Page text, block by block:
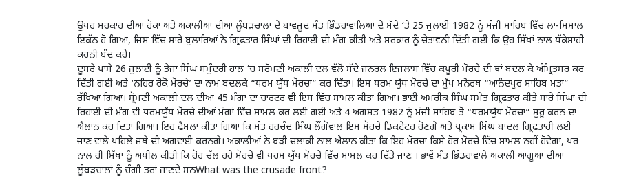
ਉਧਰ ਸਰਕਾਰ ਦੀਆਂ ਰੋਕਾਂ ਅਤੇ ਅਕਾਲੀਆਂ ਦੀਆਂ ਲੂੰਬੜਚਾਲਾਂ ਦੇ ਬਾਵਜੂਦ ਸੰਤ ਭਿੰਡਰਾਂਵਾਲਿਆਂ ਦੇ ਸੱਦੇ ‘ਤੇ 25 ਜੁਲਾਈ 1982 ਨੂੰ ਮੰਜੀ ਸਾਹਿਬ ਵਿੱਚ ਲਾ-ਮਿਸਾਲ
ਇਕੱਠ ਹੋ ਗਿਆ, ਜਿਸ ਵਿੱਚ ਸਾਰੇ ਬੁਲਾਰਿਆਂ ਨੇ ਗ੍ਰਿਫਤਾਰ ਸਿੰਘਾਂ ਦੀ ਰਿਹਾਈ ਦੀ ਮੰਗ ਕੀਤੀ ਅਤੇ ਸਰਕਾਰ ਨੂੰ ਚੇਤਾਵਨੀ ਦਿੱਤੀ ਗਈ ਕਿ ਉਹ ਸਿੱਖਾਂ ਨਾਲ ਧੱਕੇਸਾਹੀ
ਕਰਨੀ ਬੰਦ ਕਰੇ।
ਦੂਸਰੇ ਪਾਸੇ 26 ਜੁਲਾਈ ਨੂੰ ਤੇਜਾ ਸਿੰਘ ਸਮੁੰਦਰੀ ਹਾਲ ‘ਚ ਸਰੋਮਣੀ ਅਕਾਲੀ ਦਲ ਵੱਲੋਂ ਸੱਦੇ ਜਨਰਲ ਇਜਲਾਸ ਵਿੱਚ ਕਪੂਰੀ ਮੋਰਚੇ ਦੀ ਥਾਂ ਬਦਲ ਕੇ ਅੰਮ੍ਰਿਤਸਰ ਕਰ
ਦਿੱਤੀ ਗਈ ਅਤੇ ‘ਨਹਿਰ ਰੋਕੋ ਮੋਰਚੇ’ ਦਾ ਨਾਮ ਬਦਲਕੇ “ਧਰਮ ਯੁੱਧ ਮੋਰਚਾ” ਕਰ ਦਿੱਤਾ। ਇਸ ਧਰਮ ਯੁੱਧ ਮੋਰਚੇ ਦਾ ਮੁੱਖ ਮਨੋਰਥ “ਆਨੰਦਪੁਰ ਸਾਹਿਬ ਮਤਾ”
ਰੱਖਿਆ ਗਿਆ। ਸ੍ਰੋਮਣੀ ਅਕਾਲੀ ਦਲ ਦੀਆਂ 45 ਮੰਗਾਂ ਦਾ ਚਾਰਟਰ ਵੀ ਇਸ ਵਿੱਚ ਸਾਮਲ ਕੀਤਾ ਗਿਆ। ਭਾਈ ਅਮਰੀਕ ਸਿੰਘ ਸਮੇਤ ਗ੍ਰਿਫਤਾਰ ਕੀਤੇ ਸਾਰੇ ਸਿੰਘਾਂ ਦੀ
ਰਿਹਾਈ ਦੀ ਮੰਗ ਵੀ ਧਰਮਯੁੱਧ ਮੋਰਚੇ ਦੀਆਂ ਮੰਗਾਂ ਵਿੱਚ ਸਾਮਲ ਕਰ ਲਈ ਗਈ ਅਤੇ 4 ਅਗਸਤ 1982 ਨੂੰ ਮੰਜੀ ਸਾਹਿਬ ਤੋਂ “ਧਰਮਯੁੱਧ ਮੋਰਚਾ” ਸੁਰੂ ਕਰਨ ਦਾ
ਐਲਾਨ ਕਰ ਦਿਂਤਾ ਗਿਆ। ਇਹ ਫੈਸਲਾ ਕੀਤਾ ਗਿਆ ਕਿ ਸੰਤ ਹਰਚੰਦ ਸਿੰਘ ਲੌਂਗੋਵਾਲ ਇਸ ਮੋਰਚੇ ਡਿਕਟੇਟਰ ਹੋਣਗੇ ਅਤੇ ਪ੍ਰਕਾਸ ਸਿੰਘ ਬਾਦਲ ਗ੍ਰਿਫਤਾਰੀ ਲਈ
ਜਾਣ ਵਾਲੇ ਪਹਿਲੇ ਜਥੇ ਦੀ ਅਗਵਾਈ ਕਰਨਗੇ। ਅਕਾਲੀਆਂ ਨੇ ਬੜੀ ਚਲਾਕੀ ਨਾਲ ਐਲਾਨ ਕੀਤਾ ਕਿ ਇਹ ਮੋਰਚਾ ਕਿਸੇ ਹੋਰ ਮੋਰਚੇ ਵਿੱਚ ਸਾਮਲ ਨਹੀਂ ਹੋਵੇਗਾ, ਪਰ
ਨਾਲ ਹੀ ਸਿੱਖਾਂ ਨੂੰ ਅਪੀਲ ਕੀਤੀ ਕਿ ਹੋਰ ਚੱਲ ਰਹੇ ਮੋਰਚੇ ਵੀ ਧਰਮ ਯੁੱਧ ਮੋਰਚੇ ਵਿੱਚ ਸਾਮਲ ਕਰ ਦਿੱਤੇ ਜਾਣ । ਭਾਵੇਂ ਸੰਤ ਭਿੰਡਰਾਂਵਾਲੇ ਅਕਾਲੀ ਆਗੂਆਂ ਦੀਆਂ
ਲੂੰਬੜਚਾਲਾਂ ਨੂੰ ਚੰਗੀ ਤਰਾਂ ਜਾਣਦੇ ਸਨWhat was the crusade front?